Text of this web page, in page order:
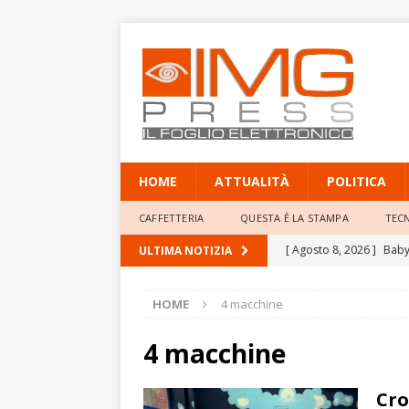
HOME ATTUALITÀ POLITICA
CAFFETTERIA QUESTA È LA STAMPA
ULTIMA NOTIZIA [ Agosto 8, 2026 ]
annulla il
HOME 4 macchine
4 macchine